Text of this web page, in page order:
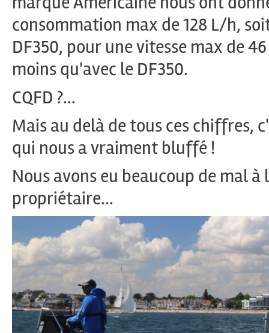
consommation max de 128 L/h,
DF350, pour une vitesse max de
moins qu'avec le DF350.
CQFD ?...
Mais au delà de tous ces chiffres,
qui nous a vraiment bluffé !
Nous avons eu beaucoup de mal
propriétaire...